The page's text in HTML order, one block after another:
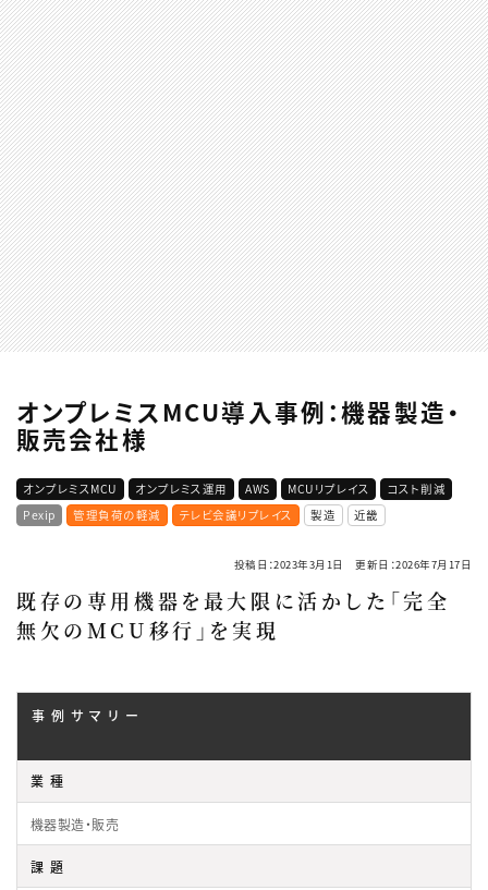
オンプレミスMCU導入事例：機器製造・
販売会社様
オンプレミスMCU オンプレミス運用 AWS MCUリプレイス
コスト削減
Pexip
管理負荷の軽減 テレビ会議リプレイス 製造 近畿
投稿日：2023年3月1日 更新日：2026年7月17日
既存の専用機器を最大限に活かした「完全
無欠のMCU移行」を実現
事例サマリー
業種
機器製造・販売
課題